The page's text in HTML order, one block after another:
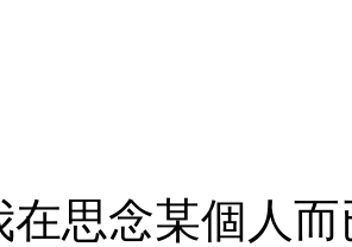
在思念某個人而